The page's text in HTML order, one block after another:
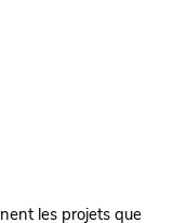
les projets que